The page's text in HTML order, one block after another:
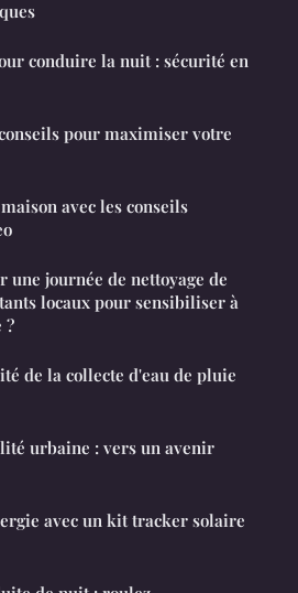
conduire la nuit : sécurité en
pour maximiser votre
avec les conseils
une journée de nettoyage de
locaux pour sensibiliser à
?
de la collecte d'eau de pluie
urbaine : vers un avenir
avec un kit tracker solaire